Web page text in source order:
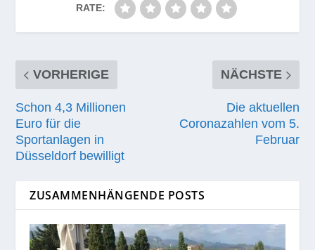
RATE:
VORHERIGE
Schon 4,3 Millionen
Euro für die
Sportanlagen in
Düsseldorf bewilligt
NÄCHSTE
Die aktuellen
Coronazahlen vom 5.
Februar
ZUSAMMENHÄNGENDE POSTS